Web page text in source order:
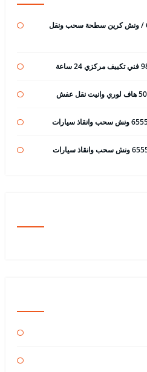
ونش ابو حليفة رقم / 65557275 / ونش كرين سطحة سحب ونقل